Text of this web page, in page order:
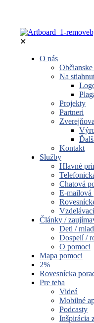
✕
O nás
Na
Projekty
Partneri
Kontakt
Služby
Hlavné
Chatová
E-mailová
Články /
Deti /
Dospelí /
O pomoci
Mapa pomoci
2%
Rovesnícka
Pre teba
Videá
Mobilné
Podcasty
Inšpirácia